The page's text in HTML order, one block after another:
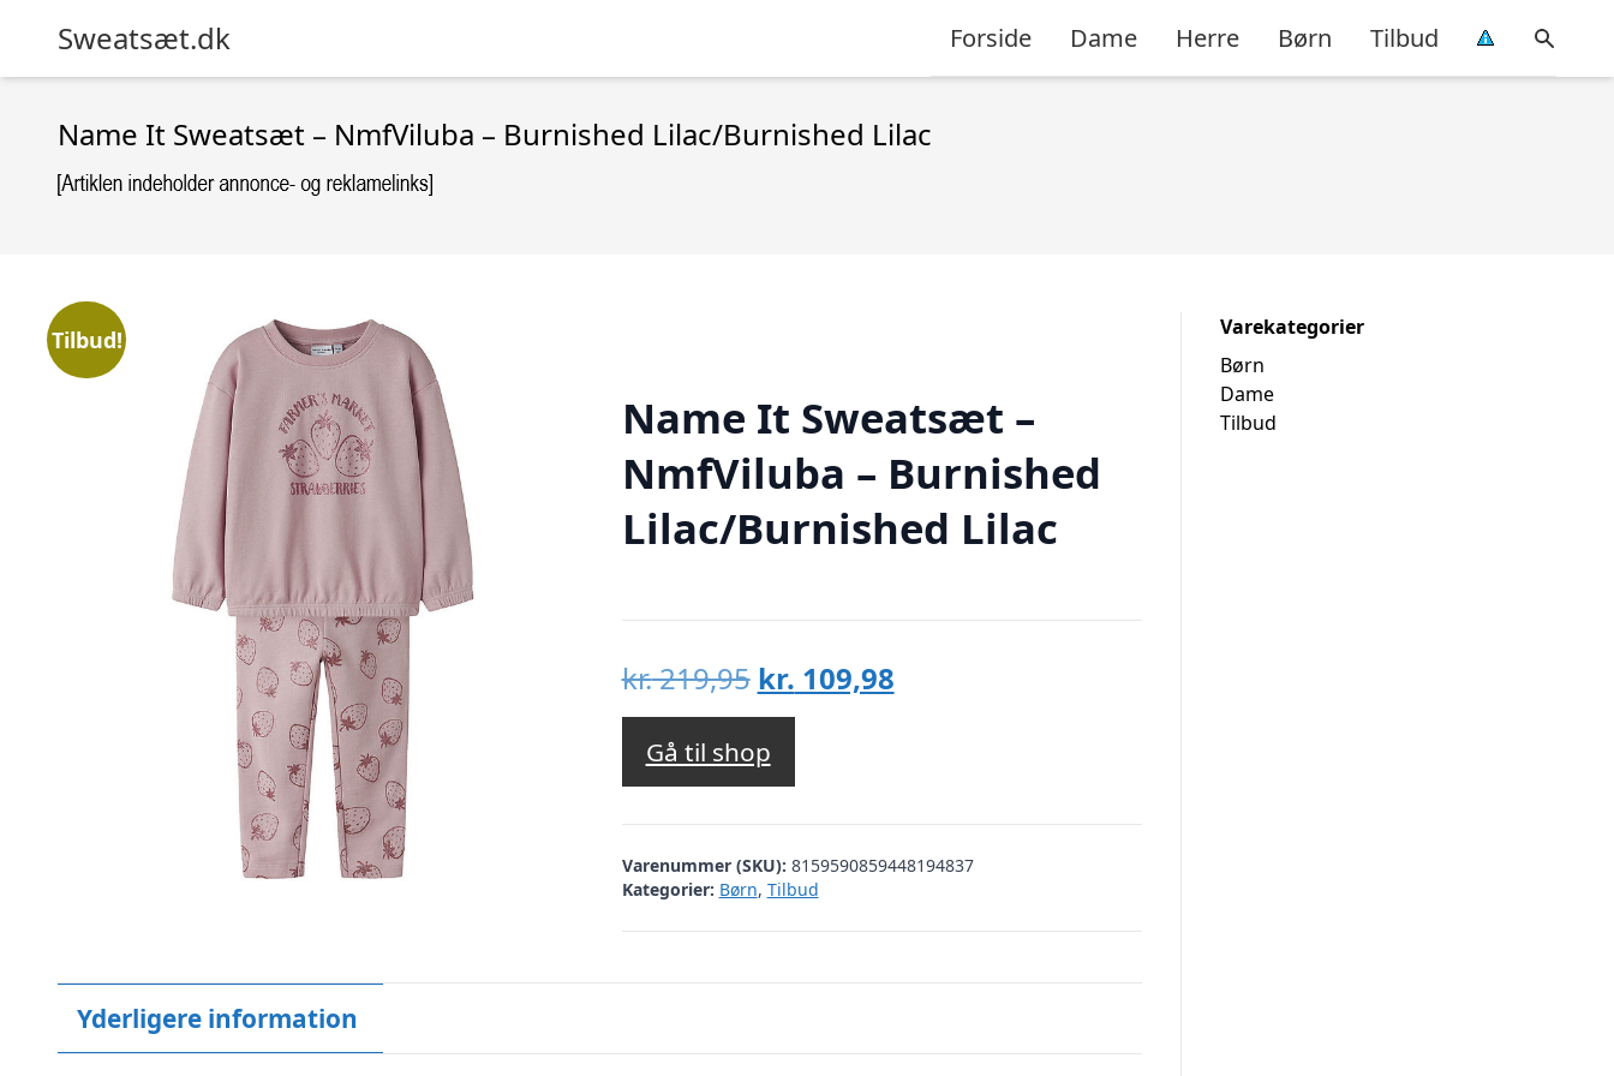
Sweatsæt.dk Forside Dame Herre Børn Tilbud
Name It Sweatsæt – NmfViluba – Burnished Lilac/Burnished Lilac
Tilbud!
Name It Sweatsæt –
NmfViluba – Burnished
Lilac/Burnished Lilac
kr.219,95 Den
oprindelige
pris
var:
kr. 219,95.
kr. 109,98Den
kr. 109,98.
Gå til shop
Varenummer (SKU): 8159590859448194837
Kategorier: Børn, Tilbud
Yderligere information
Varekategorier
Børn
Dame
Tilbud